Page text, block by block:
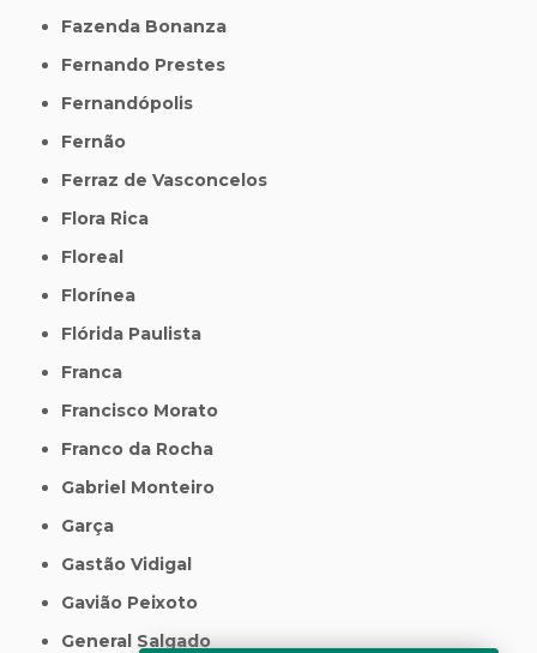
Fazenda Bonanza
Fernando Prestes
Fernandópolis
Fernão
Ferraz de Vasconcelos
Flora Rica
Floreal
Florínea
Flórida Paulista
Franca
Francisco Morato
Franco da Rocha
Gabriel Monteiro
Garça
Gastão Vidigal
Gavião Peixoto
General Salgado